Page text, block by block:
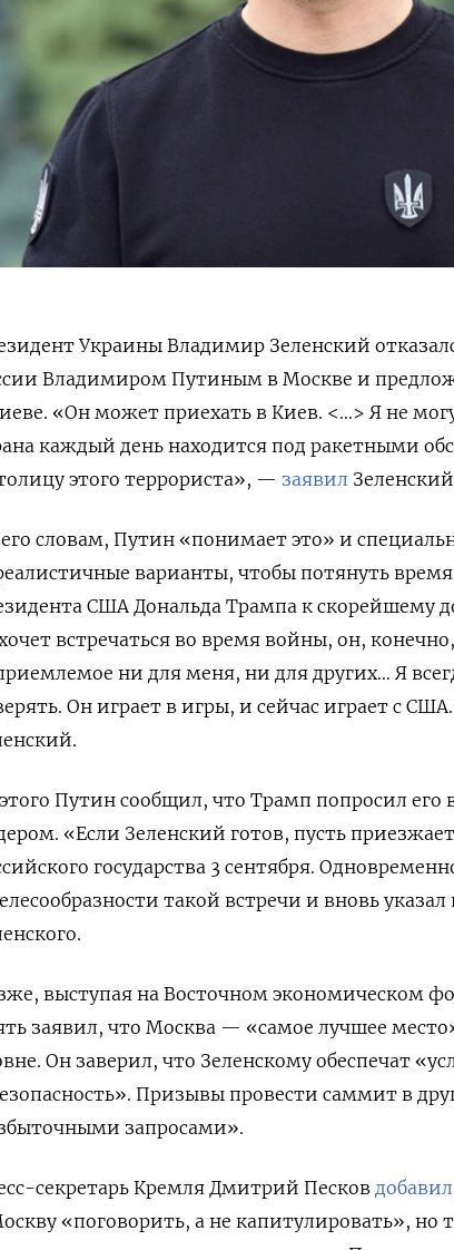
Украины Владимир Зеленский
Владимиром Путиным в Москве и
«Он может приехать в Киев. <…> Я не
каждый день находится под ракетными
этого террориста», — заявил
словам, Путин «понимает это» и
варианты, чтобы потянуть
США Дональда Трампа к скорейшему
встречаться во время войны, он,
ни для меня, ни для других… Я
Он играет в игры, и сейчас играет с
Путин сообщил, что Трамп попросил его
«Если Зеленский готов, пусть
государства 3 сентября.
такой встречи и вновь
выступая на Восточном экономическом
заявил, что Москва — «самое лучшее
Он заверил, что Зеленскому обеспечат
Призывы провести саммит в
запросами».
секретарь Кремля Дмитрий Песков добавил
«поговорить, а не капитулировать», но